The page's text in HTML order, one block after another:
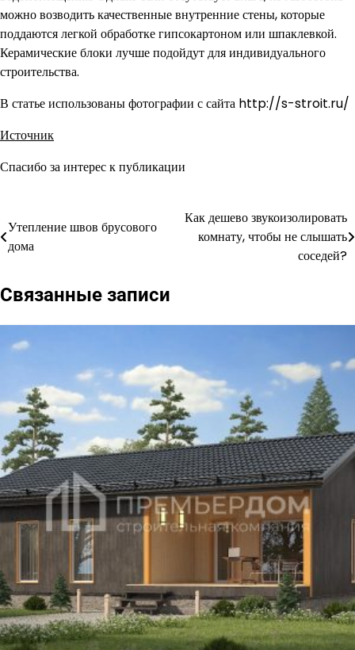
можно возводить качественные внутренние стены, которые
поддаются легкой обработке гипсокартоном или шпаклевкой.
Керамические блоки лучше подойдут для индивидуального
строительства.
В статье использованы фотографии с сайта http://s-stroit.ru/
Источник
Спасибо за интерес к публикации
Навигация
по
Утепление швов брусового
дома
Как дешево звукоизолировать
комнату, чтобы не слышать
соседей?
Связанные записи